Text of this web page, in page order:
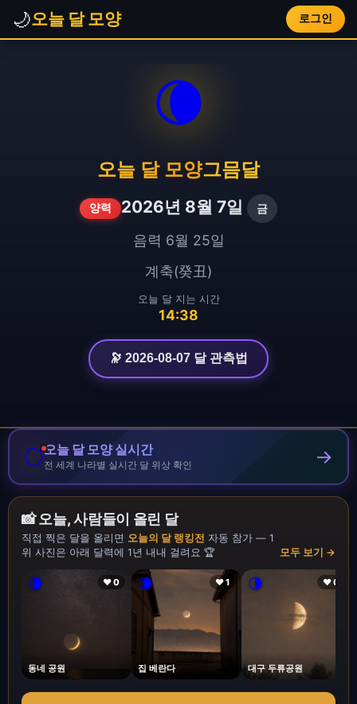
🌙오늘 달 모양 로그인
🌘
오늘 달 모양그믐달
양력 2026년 8월 7일 금
음력 6월 25일
계축(癸丑)
오늘 달 지는 시간
14:38
🔭 2026-08-07 달 관측법
🌕오늘 달 모양 실시간
전 세계 나라별 실시간 달 위상 확인 →
📸 오늘, 사람들이 올린 달
직접 찍은 달을 올리면 오늘의 달 랭킹전 자동 참가 — 1
위 사진은 아래 달력에 1년 내내 걸려요 🏆
모두 보기 →
🌘 ❤ 0
동네 공원
🌘 ❤ 1
집 베란다
🌗 ❤ 0
대구 두류공원